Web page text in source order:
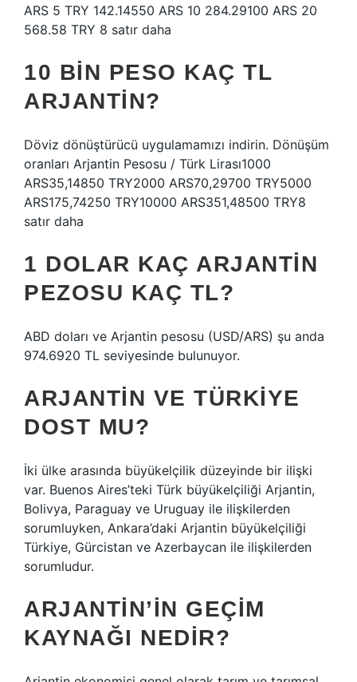
ARS 5 TRY 142.14550 ARS 10 284.29100 ARS 20
568.58 TRY 8 satır daha
10 BIN PESO KAÇ TL
ARJANTIN?
Döviz dönüştürücü uygulamamızı indirin. Dönüşüm
oranları Arjantin Pesosu / Türk Lirası1000
ARS35,14850 TRY2000 ARS70,29700 TRY5000
ARS175,74250 TRY10000 ARS351,48500 TRY8
satır daha
1 DOLAR KAÇ ARJANTIN
PEZOSU KAÇ TL?
ABD doları ve Arjantin pesosu (USD/ARS) şu anda
974.6920 TL seviyesinde bulunuyor.
ARJANTIN VE TÜRKIYE
DOST MU?
İki ülke arasında büyükelçilik düzeyinde bir ilişki
var. Buenos Aires’teki Türk büyükelçiliği Arjantin,
Bolivya, Paraguay ve Uruguay ile ilişkilerden
sorumluyken, Ankara’daki Arjantin büyükelçiliği
Türkiye, Gürcistan ve Azerbaycan ile ilişkilerden
sorumludur.
ARJANTIN’IN GEÇIM
KAYNAĞI NEDIR?